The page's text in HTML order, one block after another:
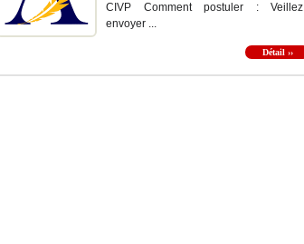
CIVP Comment postuler : Veillez
envoyer ...
Détail ››